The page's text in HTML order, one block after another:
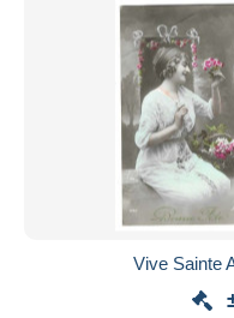
Vive Sainte